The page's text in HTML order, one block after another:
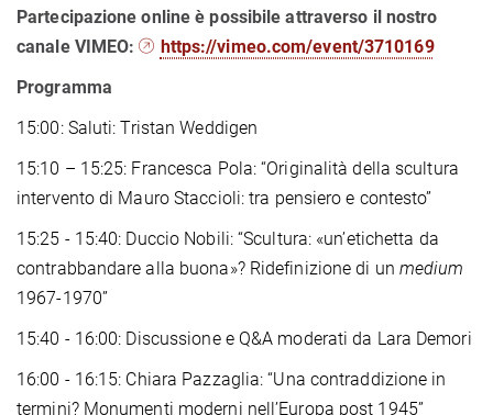
Partecipazione online è possibile attraverso il nostro
canale VIMEO:
https://vimeo.com/event/3710169
Programma
15:00: Saluti: Tristan Weddigen
15:10 – 15:25: Francesca Pola: “Originalità della scultura
intervento di Mauro Staccioli: tra pensiero e contesto”
15:25 - 15:40: Duccio Nobili: “Scultura: «un’etichetta da
contrabbandare alla buona»? Ridefinizione di un medium
1967-1970”
15:40 - 16:00: Discussione e Q&A moderati da Lara Demori
16:00 - 16:15: Chiara Pazzaglia: “Una contraddizione in
termini? Monumenti moderni nell’Europa post 1945”